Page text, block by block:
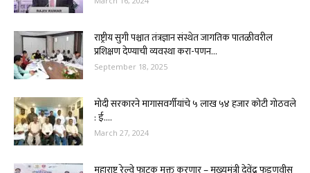
राष्ट्रीय सुगी पश्चात तंत्रज्ञान संस्थेत जागतिक पातळीवरील
प्रशिक्षण देण्याची व्यवस्था करा-पणन...
September 18, 2025
मोदी सरकारने मागासवर्गीयांचे ५ लाख ५४ हजार कोटी गोठवले
: ई....
March 27, 2024